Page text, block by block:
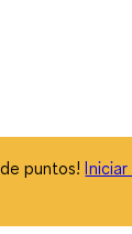
puntos!